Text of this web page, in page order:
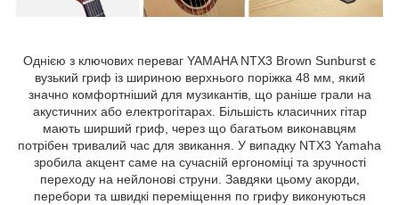
Однією з ключових переваг YAMAHA NTX3 Brown Sunburst є
вузький гриф із шириною верхнього поріжка 48 мм, який
значно комфортніший для музикантів, що раніше грали на
акустичних або електрогітарах. Більшість класичних гітар
мають ширший гриф, через що багатьом виконавцям
потрібен тривалий час для звикання. У випадку NTX3 Yamaha
зробила акцент саме на сучасній ергономіці та зручності
переходу на нейлонові струни. Завдяки цьому акорди,
перебори та швидкі переміщення по грифу виконуються